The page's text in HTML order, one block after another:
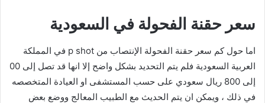
سعر حقنة الفحولة في السعودية
اما حول كم سعر حقنة الفحولة الإنتصاب من p shot في المملكة
العربية السعودية فلم يتم التحديد بشكل واضح إلا انها قد تصل إلى 00
إلى 800 ريال سعودي على حسب المستشفى او العيادة المتخصصه
في ذلك ، ويمكن ان يتم الحديث مع الطبيب المعالج ووضع بعض